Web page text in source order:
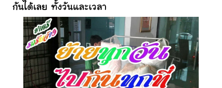
กันได้เลย ทั้งวันและเวลา